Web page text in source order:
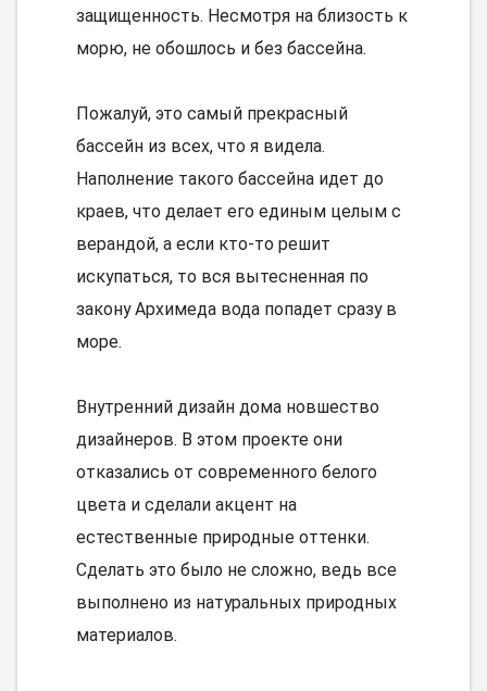
защищенность. Несмотря на близость к
морю, не обошлось и без бассейна.
Пожалуй, это самый прекрасный
бассейн из всех, что я видела.
Наполнение такого бассейна идет до
краев, что делает его единым целым с
верандой, а если кто-то решит
искупаться, то вся вытесненная по
закону Архимеда вода попадет сразу в
море.
Внутренний дизайн дома новшество
дизайнеров. В этом проекте они
отказались от современного белого
цвета и сделали акцент на
естественные природные оттенки.
Сделать это было не сложно, ведь все
выполнено из натуральных природных
материалов.